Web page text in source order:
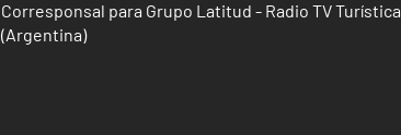
Corresponsal para Grupo Latitud - Radio TV Turística
(Argentina)